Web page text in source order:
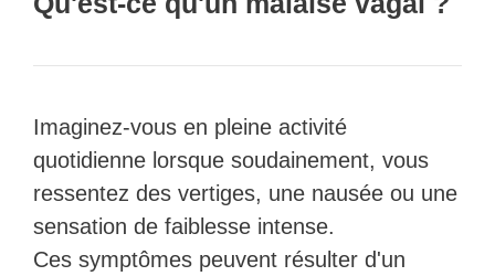
Imaginez-vous en pleine activité
quotidienne lorsque soudainement, vous
ressentez des vertiges, une nausée ou une
sensation de faiblesse intense.
Ces symptômes peuvent résulter d'un